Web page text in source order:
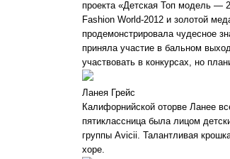
проекта «Детская Топ модель —
Fashion World-2012 и золотой
продемонстрировала чудесное
приняла участие в бальном
участвовать в конкурсах, но
Ланея Грейс
Калифорнийской оторве Ланее
пятиклассница была лицом
группы Avicii. Талантливая
хоре.